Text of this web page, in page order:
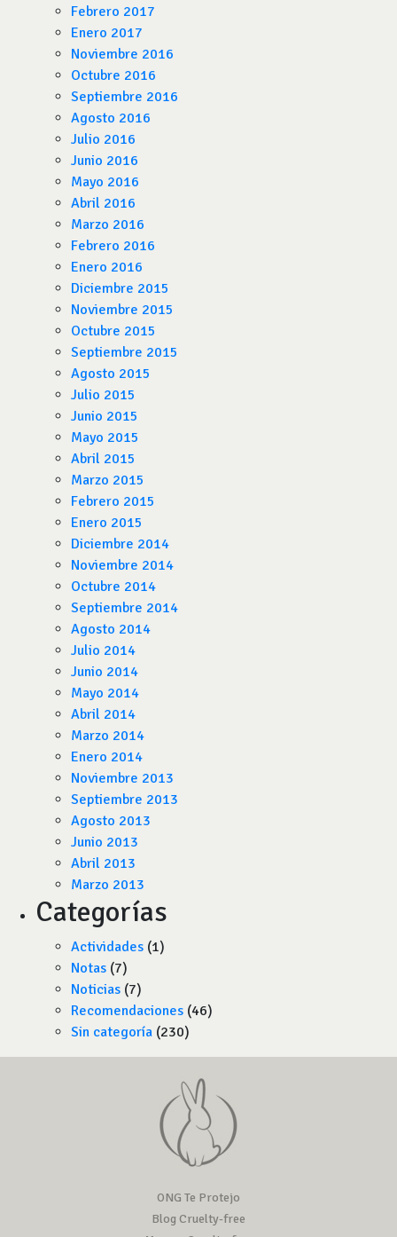
Febrero 2017
Enero 2017
Noviembre 2016
Octubre 2016
Septiembre 2016
Agosto 2016
Julio 2016
Junio 2016
Mayo 2016
Abril 2016
Marzo 2016
Febrero 2016
Enero 2016
Diciembre 2015
Noviembre 2015
Octubre 2015
Septiembre 2015
Agosto 2015
Julio 2015
Junio 2015
Mayo 2015
Abril 2015
Marzo 2015
Febrero 2015
Enero 2015
Diciembre 2014
Noviembre 2014
Octubre 2014
Septiembre 2014
Agosto 2014
Julio 2014
Junio 2014
Mayo 2014
Abril 2014
Marzo 2014
Enero 2014
Noviembre 2013
Septiembre 2013
Agosto 2013
Junio 2013
Abril 2013
Marzo 2013
Categorías
Actividades (1)
Notas (7)
Noticias (7)
Recomendaciones (46)
Sin categoría (230)
ONG Te Protejo
Blog Cruelty-free